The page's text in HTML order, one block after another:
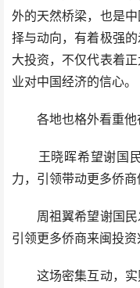
外的天然桥梁，也是
择与动向，有着极强
大投资，不仅代表着
业对中国经济的信心。
各地也格外看重他
王晓晖希望谢国民
力，引领带动更多侨商
周祖翼希望谢国民
引领更多侨商来闽投资
这场密集互动，实